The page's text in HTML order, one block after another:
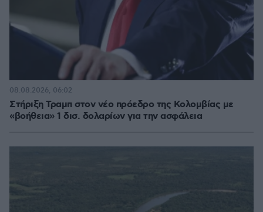
Στήριξη Τραμπ στον νέο πρόεδρο της Κολομβίας με
«βοήθεια» 1 δισ. δολαρίων για την ασφάλεια
08.08.2026, 06:02